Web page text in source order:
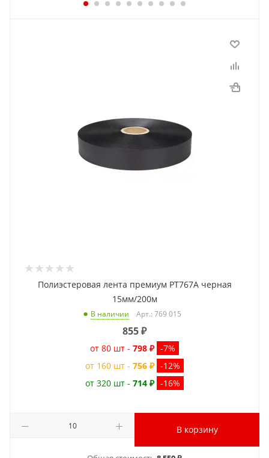
Полиэстеровая лента премиум PT767A черная
15мм/200м
В наличии Арт.: 769 015
855₽
от 80 шт - 798 ₽ -7%
от 160 шт - 756 ₽ -12%
от 320 шт - 714 ₽ -16%
В корзину